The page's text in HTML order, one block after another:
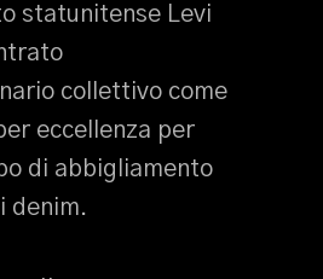
statunitense Levi
collettivo come
eccellenza per
di abbigliamento
denim.